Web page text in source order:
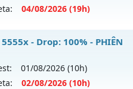
04/08/2026 (19h)
muhoalong.pro
https://facebook.com/
- Drop: 100% - PHIÊN
01/08/2026 (10h)
02/08/2026 (10h)